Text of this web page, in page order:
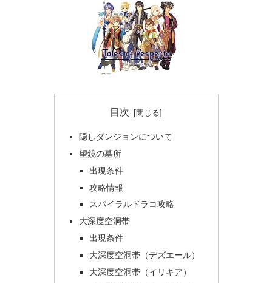
目次
隠しダンジョンについて
望鏡の墓所
出現条件
攻略情報
スパイラルドラコ攻略
大深度空洞帯
出現条件
大深度空洞帯（デズエール）
大深度空洞帯（イリキア）